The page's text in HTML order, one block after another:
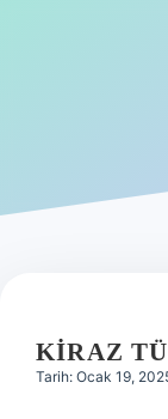
Hakkımızda
KIRAZ
Tarih: Ocak 19,